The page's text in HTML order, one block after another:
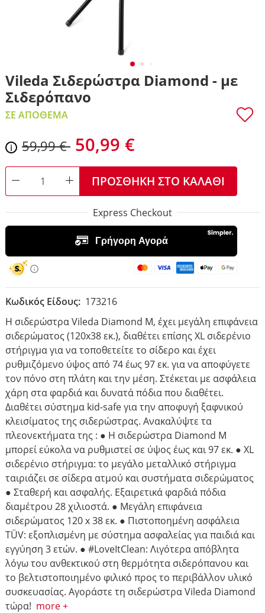
Vileda Σιδερώστρα Diamond - με
Σιδερόπανο
ΣΕ ΑΠΌΘΕΜΑ
i 59,99 € 50,99 €
DECREASE QUANTITYINCREASE QUANTITY
ΠΡΟΣΘΉΚΗ ΣΤΟ ΚΑΛΆΘΙ
Express Checkout
Κωδικός Είδους: 173216
Η σιδερώστρα Vileda Diamond M, έχει μεγάλη επιφάνεια
σιδερώματος (120x38 εκ.), διαθέτει επίσης XL σιδερένιο
στήριγμα για να τοποθετείτε το σίδερο και έχει
ρυθμιζόμενο ύψος από 74 έως 97 εκ. για να αποφύγετε
τον πόνο στη πλάτη και την μέση. Στέκεται με ασφάλεια
χάρη στα φαρδιά και δυνατά πόδια που διαθέτει.
Διαθέτει σύστημα kid-safe για την αποφυγή ξαφνικού
κλεισίματος της σιδερώστρας. Ανακαλύψτε τα
πλεονεκτήματα της : ● Η σιδερώστρα Diamond M
μπορεί εύκολα να ρυθμιστεί σε ύψος έως και 97 εκ. ● XL
σιδερένιο στήριγμα: το μεγάλο μεταλλικό στήριγμα
ταιριάζει σε σίδερα ατμού και συστήματα σιδερώματος
● Σταθερή και ασφαλής. Εξαιρετικά φαρδιά πόδια
διαμέτρου 28 χιλιοστά. ● Μεγάλη επιφάνεια
σιδερώματος 120 x 38 εκ. ● Πιστοποημένη ασφάλεια
TÜV: εξοπλισμένη με σύστημα ασφαλείας για παιδιά και
εγγύηση 3 ετών. ● #LoveItClean: Λιγότερα απόβλητα
λόγω του ανθεκτικού στη θερμότητα σιδερόπανου και
το βελτιστοποιημένο φιλικό προς το περιβάλλον υλικό
συσκευασίας. Αγοράστε τη σιδερώστρα Vileda Diamond
τώρα! more +